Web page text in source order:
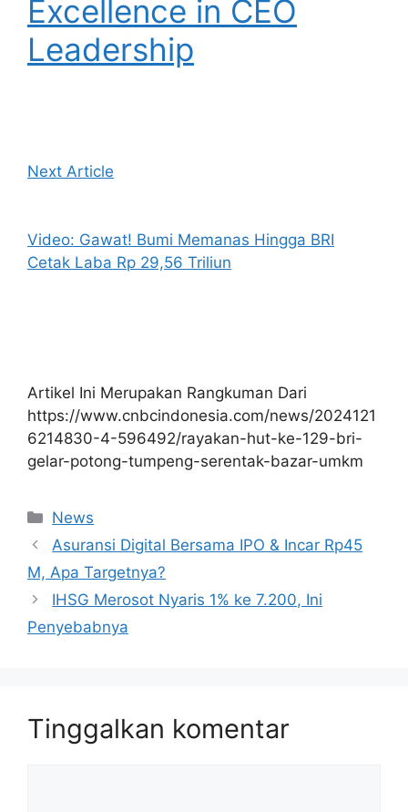
Excellence in CEO
Leadership
Next Article
Video: Gawat! Bumi Memanas Hingga BRI
Cetak Laba Rp 29,56 Triliun
Artikel Ini Merupakan Rangkuman Dari
https://www.cnbcindonesia.com/news/2024121
6214830-4-596492/rayakan-hut-ke-129-bri-
gelar-potong-tumpeng-serentak-bazar-umkm
Kategori
News
Asuransi Digital Bersama IPO & Incar Rp45
M, Apa Targetnya?
IHSG Merosot Nyaris 1% ke 7.200, Ini
Penyebabnya
Tinggalkan komentar